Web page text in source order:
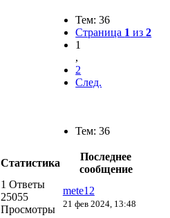
Тем: 36
Страница 1 из2
1
,
2
След.
Тем: 36
Статистика
Последнее
сообщение
1 Ответы
25055
Просмотры
mete12
21 фев 2024, 13:48